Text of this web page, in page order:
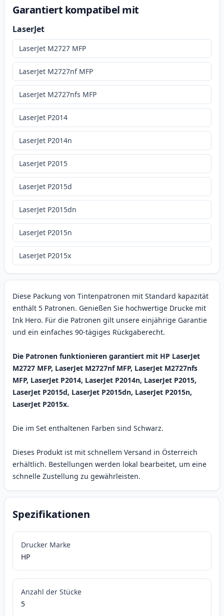
Diese Packung von Tintenpatronen mit Standard kapazität
enthält 5 Patronen. Genießen Sie hochwertige Drucke mit
Ink Hero. Für die Patronen gilt unsere einjährige Garantie
und ein einfaches 90-tägiges Rückgaberecht.
Die Patronen funktionieren garantiert mit HP LaserJet
M2727 MFP, LaserJet M2727nf MFP, LaserJet M2727nfs
MFP, LaserJet P2014, LaserJet P2014n, LaserJet P2015,
LaserJet P2015d, LaserJet P2015dn, LaserJet P2015n,
LaserJet P2015x.
Die im Set enthaltenen Farben sind Schwarz.
Dieses Produkt ist mit schnellem Versand in Österreich
erhältlich. Bestellungen werden lokal bearbeitet, um eine
schnelle Zustellung zu gewährleisten.
Spezifikationen
Drucker Marke
HP
Anzahl der Stücke
5
Garantiert kompatibel mit
LaserJet
LaserJet M2727 MFP
LaserJet M2727nf MFP
LaserJet M2727nfs MFP
LaserJet P2014
LaserJet P2014n
LaserJet P2015
LaserJet P2015d
LaserJet P2015dn
LaserJet P2015n
LaserJet P2015x